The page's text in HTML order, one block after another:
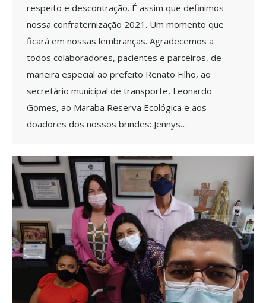
respeito e descontração. É assim que definimos
nossa confraternização 2021. Um momento que
ficará em nossas lembranças. Agradecemos a
todos colaboradores, pacientes e parceiros, de
maneira especial ao prefeito Renato Filho, ao
secretário municipal de transporte, Leonardo
Gomes, ao Maraba Reserva Ecológica e aos
doadores dos nossos brindes: Jennys…